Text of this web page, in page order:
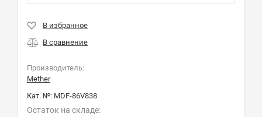
Производитель:
Mether
Кат. №: MDF-86V838
Остаток на складе: